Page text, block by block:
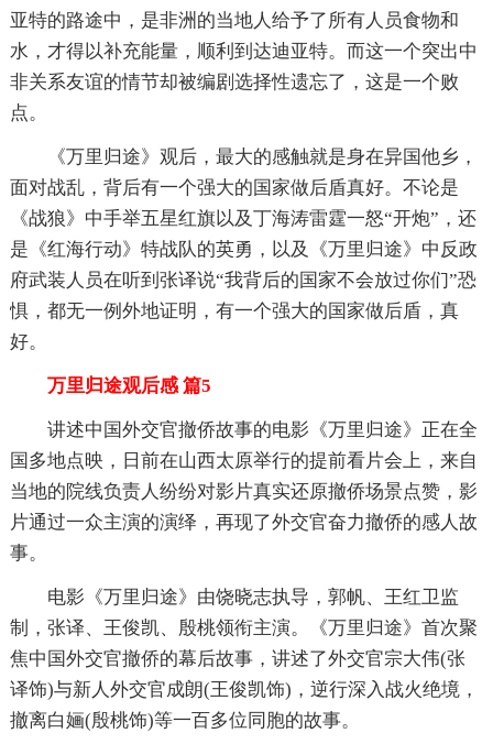
亚特的路途中，是非洲的当地人给予了所有人员食物和
水，才得以补充能量，顺利到达迪亚特。而这一个突出中
非关系友谊的情节却被编剧选择性遗忘了，这是一个败
点。
《万里归途》观后，最大的感触就是身在异国他乡，
面对战乱，背后有一个强大的国家做后盾真好。不论是
《战狼》中手举五星红旗以及丁海涛雷霆一怒“开炮”，还
是《红海行动》特战队的英勇，以及《万里归途》中反政
府武装人员在听到张译说“我背后的国家不会放过你们”恐
惧，都无一例外地证明，有一个强大的国家做后盾，真
好。
万里归途观后感 篇5
讲述中国外交官撤侨故事的电影《万里归途》正在全
国多地点映，日前在山西太原举行的提前看片会上，来自
当地的院线负责人纷纷对影片真实还原撤侨场景点赞，影
片通过一众主演的演绎，再现了外交官奋力撤侨的感人故
事。
电影《万里归途》由饶晓志执导，郭帆、王红卫监
制，张译、王俊凯、殷桃领衔主演。《万里归途》首次聚
焦中国外交官撤侨的幕后故事，讲述了外交官宗大伟(张
译饰)与新人外交官成朗(王俊凯饰)，逆行深入战火绝境，
撤离白婳(殷桃饰)等一百多位同胞的故事。